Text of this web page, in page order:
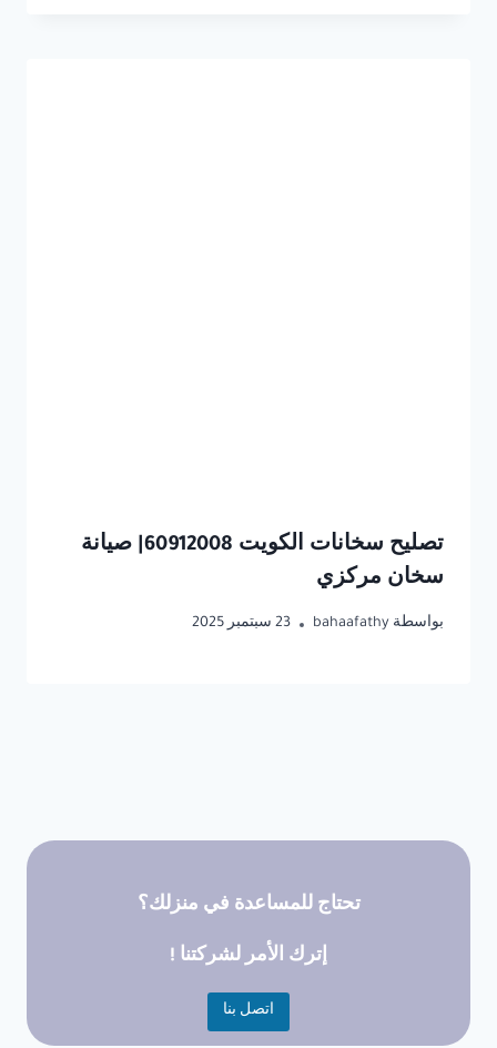
تصليح سخانات الكويت 60912008| صيانة
سخان مركزي
بواسطة bahaafathy 23 سبتمبر 2025
تحتاج للمساعدة في منزلك؟
إترك الأمر لشركتنا !
اتصل بنا